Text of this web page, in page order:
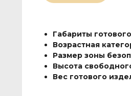
Габариты
Возрастная
Размер зоны
Высота
Вес готового